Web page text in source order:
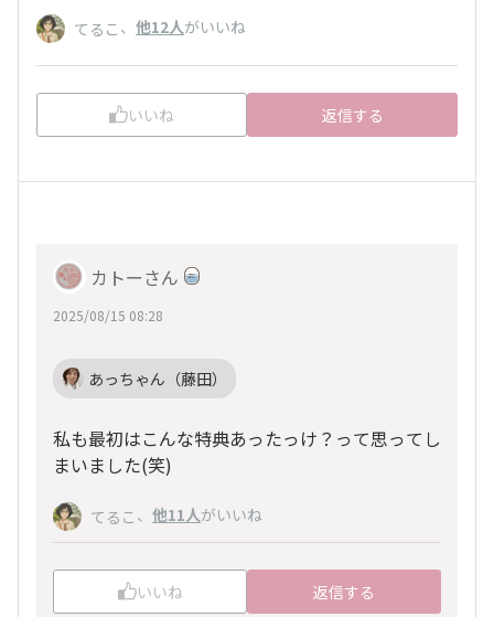
てるこ 、 他12人がいいね
いいね 返信する
カトーさん
2025/08/15 08:28
あっちゃん（藤田）
私も最初はこんな特典あったっけ？って思ってし
まいました(笑)
てるこ 、 他11人がいいね
いいね 返信する